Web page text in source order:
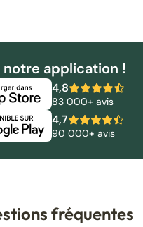
notre application !
4,8
83 000+ avis
4,7
90 000+ avis
fréquentes